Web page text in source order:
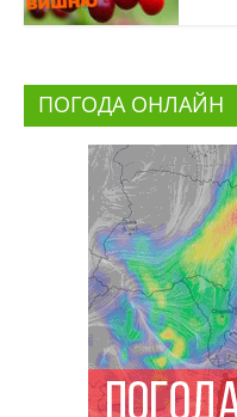
ПОГОДА ОНЛАЙН